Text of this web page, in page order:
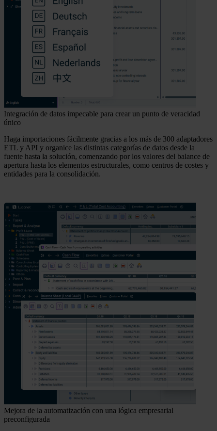
Integración de datos impecable para crear un punto de veracidad
único
Haga importaciones fácilmente gracias a los más de 300 adaptadores
ETL y API y organice las distintas categorías de datos desde la
fuente hasta la solución, comenzando por los valores del balance de
apertura hasta los elementos estructurales, como centros de costes y
entidades para la consolidación.
Mejora de la automatización con una lógica empresarial
preconfigurada